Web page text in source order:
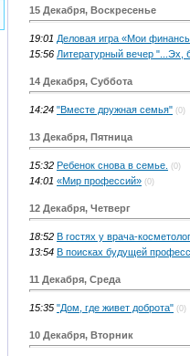
15 Декабря, Воскресенье
19:01 Деловая игра «Мои
15:56 Литературный вечер "...Эх,
14 Декабря, Суббота
14:24 "Вместе дружная семья" (0)
13 Декабря, Пятница
15:32 Ребенок снова в семье. (0)
14:01 «Мир профессий» (0)
12 Декабря, Четверг
18:52 В гостях у врача-
13:54 В поисках будущей
11 Декабря, Среда
15:35 "Дом, где живет доброта" (0)
10 Декабря, Вторник